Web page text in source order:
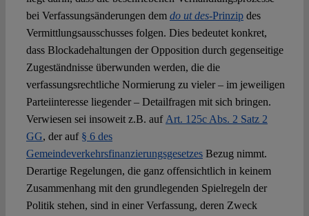
bei Verfassungsänderungen dem do ut des-Prinzipdes
Vermittlungsausschusses folgen. Dies bedeutet konkret,
dass Blockadehaltungen der Opposition durch gegenseitige
Zugeständnisse überwunden werden, die die
verfassungsrechtliche Normierung zu vieler ‒ im jeweiligen
Parteiinteresse liegender ‒ Detailfragen mit sich bringen.
Verwiesen sei insoweit z.B. auf Art. 125c Abs. 2 Satz 2
GG, der auf § 6 des
GemeindeverkehrsfinanzierungsgesetzesBezug nimmt.
Derartige Regelungen, die ganz offensichtlich in keinem
Zusammenhang mit den grundlegenden Spielregeln der
Politik stehen, sind in einer Verfassung, deren Zweck